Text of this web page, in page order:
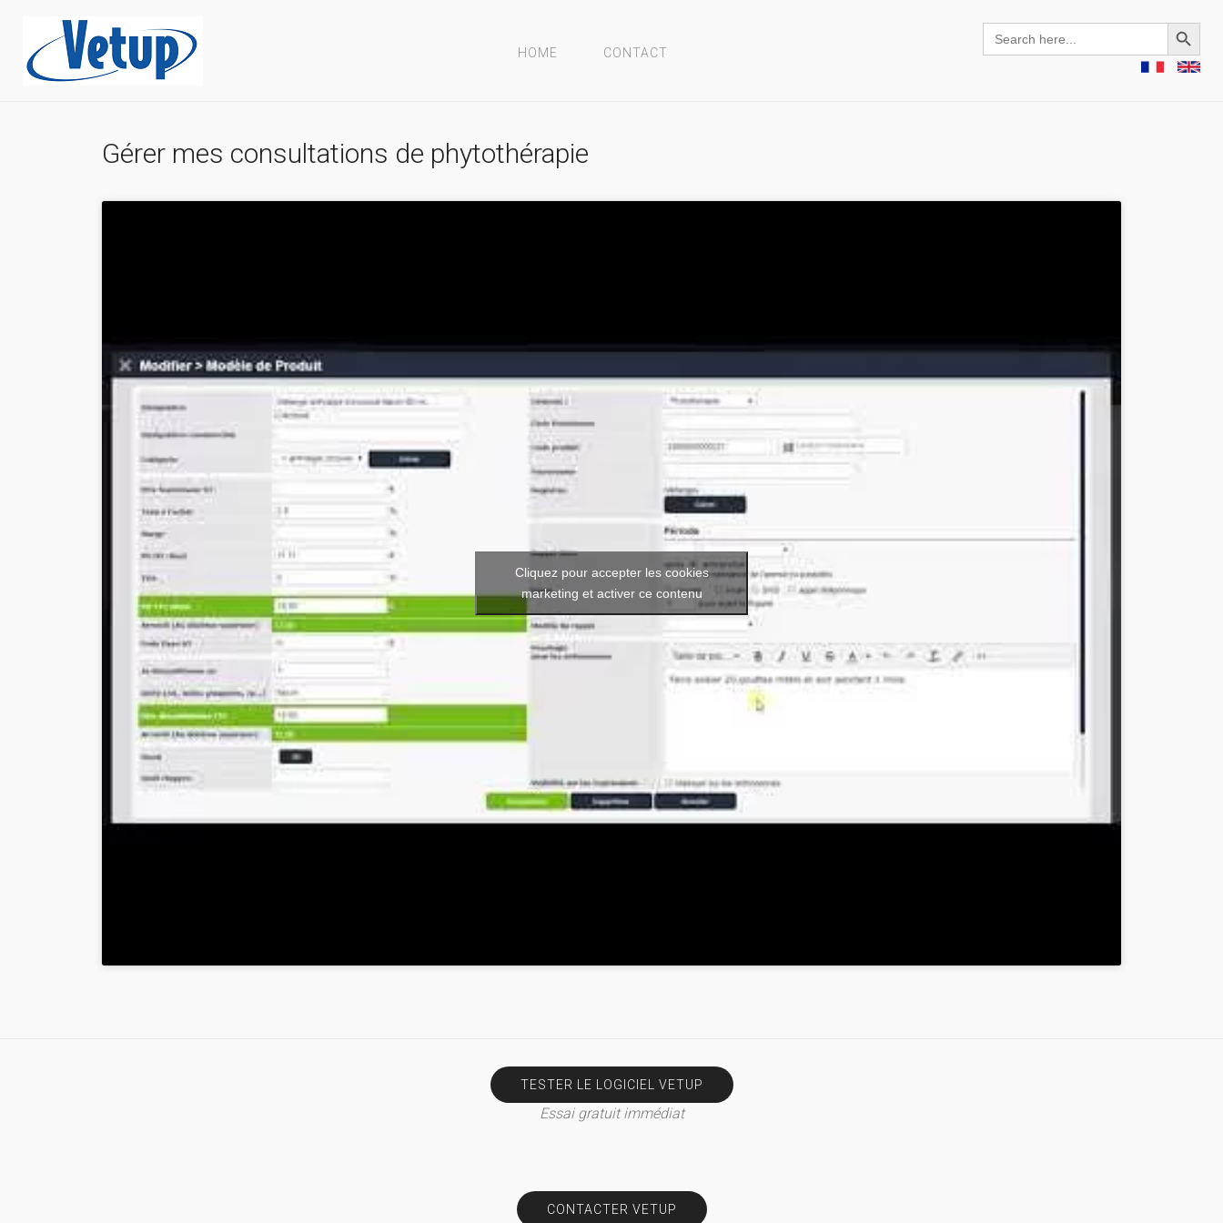
HOME CONTACT
Search
for:
Search Button
Gérer mes consultations de phytothérapie
Cliquez pour accepter les cookies
marketing et activer ce contenu
TESTER LE LOGICIEL VETUP
Essai gratuit immédiat
CONTACTER VETUP